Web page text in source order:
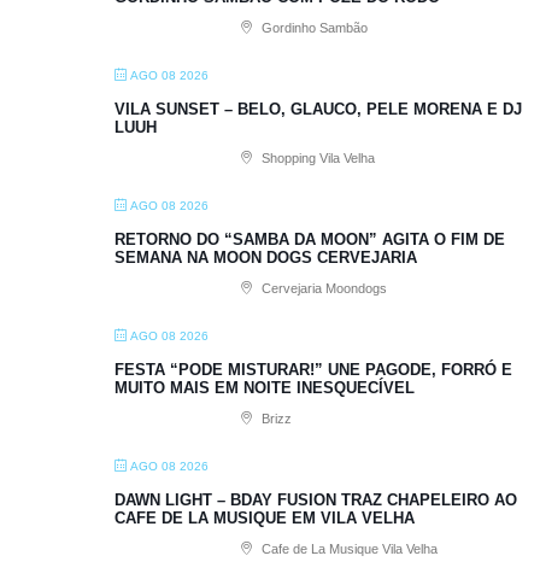
Gordinho Sambão
AGO 08 2026
VILA SUNSET – BELO, GLAUCO, PELE MORENA E DJ
LUUH
Shopping Vila Velha
AGO 08 2026
RETORNO DO “SAMBA DA MOON” AGITA O FIM DE
SEMANA NA MOON DOGS CERVEJARIA
Cervejaria Moondogs
AGO 08 2026
FESTA “PODE MISTURAR!” UNE PAGODE, FORRÓ E
MUITO MAIS EM NOITE INESQUECÍVEL
Brizz
AGO 08 2026
DAWN LIGHT – BDAY FUSION TRAZ CHAPELEIRO AO
CAFE DE LA MUSIQUE EM VILA VELHA
Cafe de La Musique Vila Velha